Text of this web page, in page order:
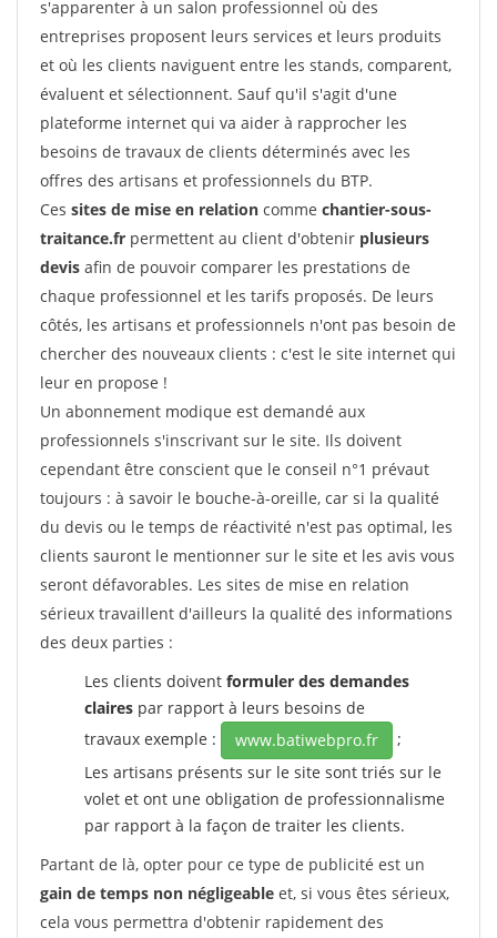
s'apparenter à un salon professionnel où des
entreprises proposent leurs services et leurs produits
et où les clients naviguent entre les stands, comparent,
évaluent et sélectionnent. Sauf qu'il s'agit d'une
plateforme internet qui va aider à rapprocher les
besoins de travaux de clients déterminés avec les
offres des artisans et professionnels du BTP.
Ces sites de mise en relation comme chantier-sous-
traitance.fr permettent au client d'obtenir plusieurs
devis afin de pouvoir comparer les prestations de
chaque professionnel et les tarifs proposés. De leurs
côtés, les artisans et professionnels n'ont pas besoin de
chercher des nouveaux clients : c'est le site internet qui
leur en propose !
Un abonnement modique est demandé aux
professionnels s'inscrivant sur le site. Ils doivent
cependant être conscient que le conseil n°1 prévaut
toujours : à savoir le bouche-à-oreille, car si la qualité
du devis ou le temps de réactivité n'est pas optimal, les
clients sauront le mentionner sur le site et les avis vous
seront défavorables. Les sites de mise en relation
sérieux travaillent d'ailleurs la qualité des informations
des deux parties :
Les clients doivent formuler des demandes
claires par rapport à leurs besoins de
travaux exemple :
www.batiwebpro.fr
;
Les artisans présents sur le site sont triés sur le
volet et ont une obligation de professionnalisme
par rapport à la façon de traiter les clients.
Partant de là, opter pour ce type de publicité est un
gain de temps non négligeable et, si vous êtes sérieux,
cela vous permettra d'obtenir rapidement des